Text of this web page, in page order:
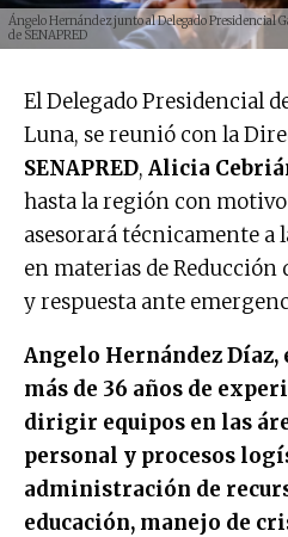
Ángelo Hernández junto al Delegado Presidencial
de SENAPRED
El Delegado Presidencial
Luna, se reunió con la
SENAPRED, Alicia
hasta la región con
asesorará técnicamente a
en materias de Reducción
y respuesta ante
Angelo Hernández
más de 36 años de
dirigir equipos en las
personal y procesos
administración de
educación, manejo de